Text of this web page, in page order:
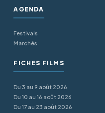
AGENDA
Festivals
Marchés
FICHES FILMS
Du 3 au 9 août 2026
Du 10 au 16 août 2026
Du 17 au 23 août 2026